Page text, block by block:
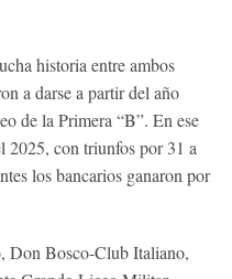
historia entre ambos
a darse a partir del año
de la Primera “B”. En ese
2025, con triunfos por 31 a
los bancarios ganaron por
Don Bosco-Club Italiano,